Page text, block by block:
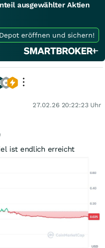
ausgewählter Aktien
eröffnen und sichern!
27.02.26 20:22:23 Uhr
ist endlich erreicht